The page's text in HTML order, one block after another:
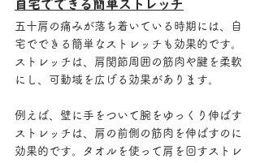
自宅でできる簡単ストレッチ
五十肩の痛みが落ち着いている時期には、自
宅でできる簡単なストレッチも効果的です。
ストレッチは、肩関節周囲の筋肉や腱を柔軟
にし、可動域を広げる効果があります。
例えば、壁に手をついて腕をゆっくり伸ばす
ストレッチは、肩の前側の筋肉を伸ばすのに
効果的です。タオルを使って肩を回すストレ